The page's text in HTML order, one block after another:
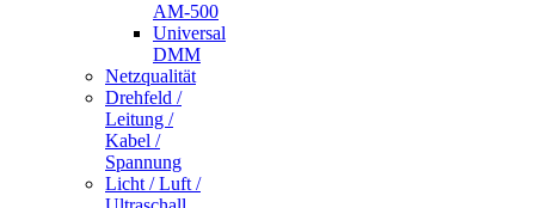
AM-500
Universal
DMM
Netzqualität
Drehfeld /
Leitung /
Kabel /
Spannung
Licht / Luft /